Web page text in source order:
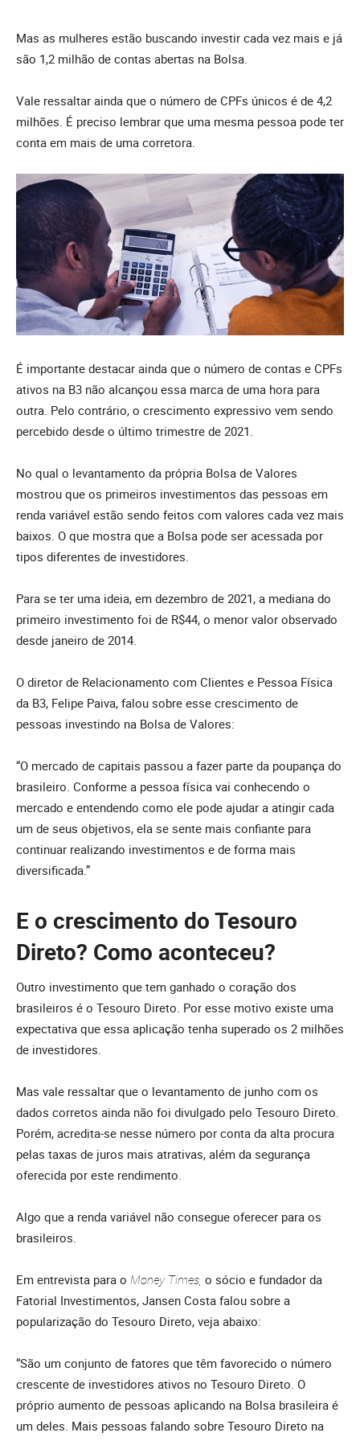
Mas as mulheres estão buscando investir cada vez mais e já
são 1,2 milhão de contas abertas na Bolsa.
Vale ressaltar ainda que o número de CPFs únicos é de 4,2
milhões. É preciso lembrar que uma mesma pessoa pode ter
conta em mais de uma corretora.
É importante destacar ainda que o número de contas e CPFs
ativos na B3 não alcançou essa marca de uma hora para
outra. Pelo contrário, o crescimento expressivo vem sendo
percebido desde o último trimestre de 2021.
No qual o levantamento da própria Bolsa de Valores
mostrou que os primeiros investimentos das pessoas em
renda variável estão sendo feitos com valores cada vez mais
baixos. O que mostra que a Bolsa pode ser acessada por
tipos diferentes de investidores.
Para se ter uma ideia, em dezembro de 2021, a mediana do
primeiro investimento foi de R$44, o menor valor observado
desde janeiro de 2014.
O diretor de Relacionamento com Clientes e Pessoa Física
da B3, Felipe Paiva, falou sobre esse crescimento de
pessoas investindo na Bolsa de Valores:
“O mercado de capitais passou a fazer parte da poupança do
brasileiro. Conforme a pessoa física vai conhecendo o
mercado e entendendo como ele pode ajudar a atingir cada
um de seus objetivos, ela se sente mais confiante para
continuar realizando investimentos e de forma mais
diversificada.”
E o crescimento do Tesouro
Direto? Como aconteceu?
Outro investimento que tem ganhado o coração dos
brasileiros é o Tesouro Direto. Por esse motivo existe uma
expectativa que essa aplicação tenha superado os 2 milhões
de investidores.
Mas vale ressaltar que o levantamento de junho com os
dados corretos ainda não foi divulgado pelo Tesouro Direto.
Porém, acredita-se nesse número por conta da alta procura
pelas taxas de juros mais atrativas, além da segurança
oferecida por este rendimento.
Algo que a renda variável não consegue oferecer para os
brasileiros.
Em entrevista para o Money Times, o sócio e fundador da
Fatorial Investimentos, Jansen Costa falou sobre a
popularização do Tesouro Direto, veja abaixo:
“São um conjunto de fatores que têm favorecido o número
crescente de investidores ativos no Tesouro Direto. O
próprio aumento de pessoas aplicando na Bolsa brasileira é
um deles. Mais pessoas falando sobre Tesouro Direto na